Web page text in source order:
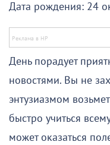
Дата рождения: 24
День порадует
новостями. Вы не
энтузиазмом
быстро учиться
может оказаться